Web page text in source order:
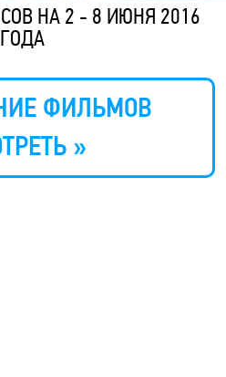
НА 2 - 8 ИЮНЯ 2016
ГОДА
ФИЛЬМОВ
»